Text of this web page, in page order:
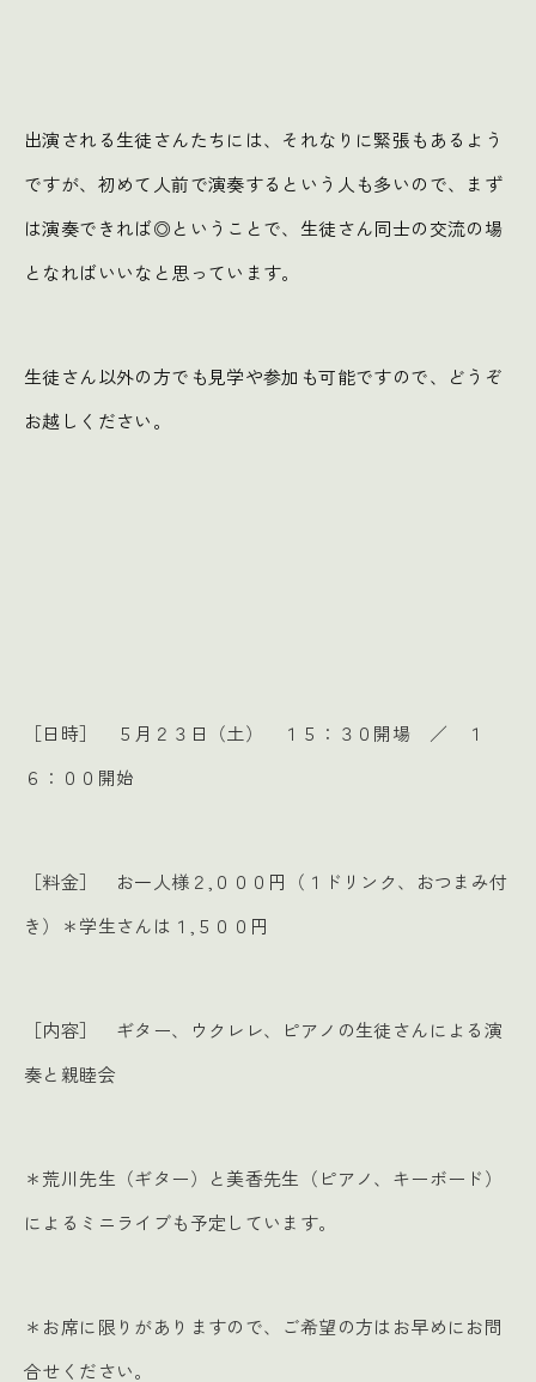
出演される生徒さんたちには、それなりに緊張もあるよう
ですが、初めて人前で演奏するという人も多いので、まず
は演奏できれば◎ということで、生徒さん同士の交流の場
となればいいなと思っています。
生徒さん以外の方でも見学や参加も可能ですので、どうぞ
お越しください。
［日時］ ５月２３日（土） １５：３０開場 ／ １
６：００開始
［料金］ お一人様２,０００円（１ドリンク、おつまみ付
き）＊学生さんは１,５００円
［内容］ ギター、ウクレレ、ピアノの生徒さんによる演
奏と親睦会
＊荒川先生（ギター）と美香先生（ピアノ、キーボード）
によるミニライブも予定しています。
＊お席に限りがありますので、ご希望の方はお早めにお問
合せください。